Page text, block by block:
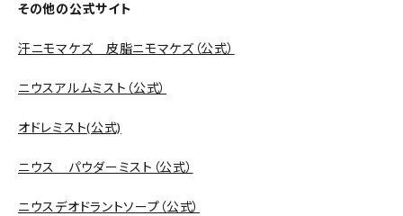
その他の公式サイト
汗ニモマケズ 皮脂ニモマケズ（公式）
ニウスアルムミスト（公式）
オドレミスト(公式)
ニウス パウダーミスト（公式）
ニウスデオドラントソープ（公式）